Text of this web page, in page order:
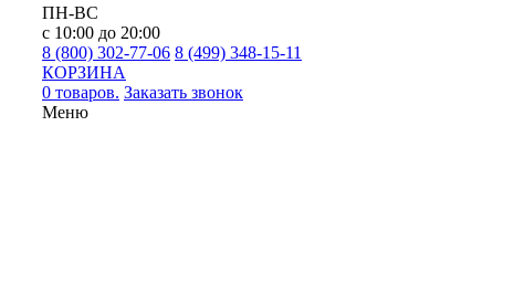
ПН-ВС
с 10:00 до 20:00
8 (800) 302-77-06 8 (499) 348-15-11
КОРЗИНА
0 товаров. Заказать звонок
Меню